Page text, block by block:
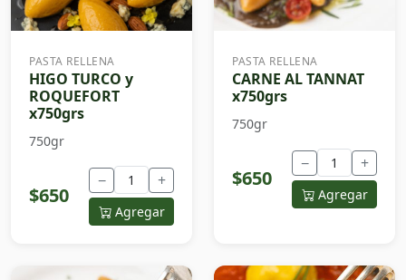
PASTA RELLENA
HIGO TURCO y
ROQUEFORT
x750grs
750gr
$650
− +
Agregar
PASTA RELLENA
CARNE AL TANNAT
x750grs
750gr
$650
− +
Agregar